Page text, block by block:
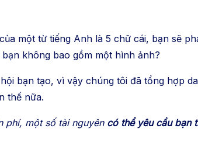
một từ tiếng Anh là 5 chữ cái, bạn sẽ
không bao gồm một hình ảnh?
bạn tạo, vì vậy chúng tôi đã tổng hợp
thế nữa.
phí, một số tài nguyên có thể yêu cầu bạn